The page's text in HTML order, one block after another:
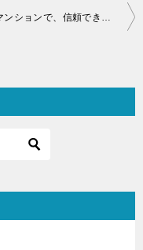
分譲マンションで、信頼できるリフォーム業者の選び方は？